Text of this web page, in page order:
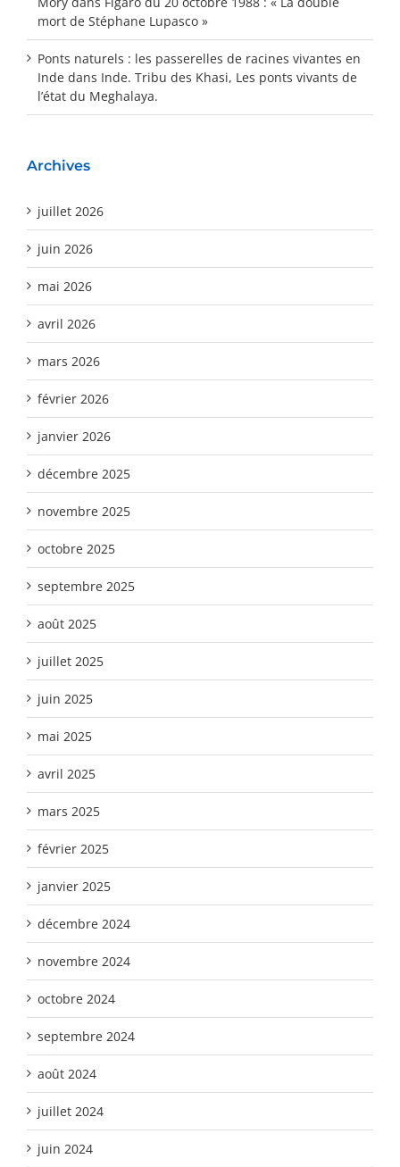
mort de Stéphane Lupasco »
Ponts naturels : les passerelles de racines vivantes en
Inde dans Inde. Tribu des Khasi, Les ponts vivants de
l’état du Meghalaya.
Archives
juillet 2026
juin 2026
mai 2026
avril 2026
mars 2026
février 2026
janvier 2026
décembre 2025
novembre 2025
octobre 2025
septembre 2025
août 2025
juillet 2025
juin 2025
mai 2025
avril 2025
mars 2025
février 2025
janvier 2025
décembre 2024
novembre 2024
octobre 2024
septembre 2024
août 2024
juillet 2024
juin 2024